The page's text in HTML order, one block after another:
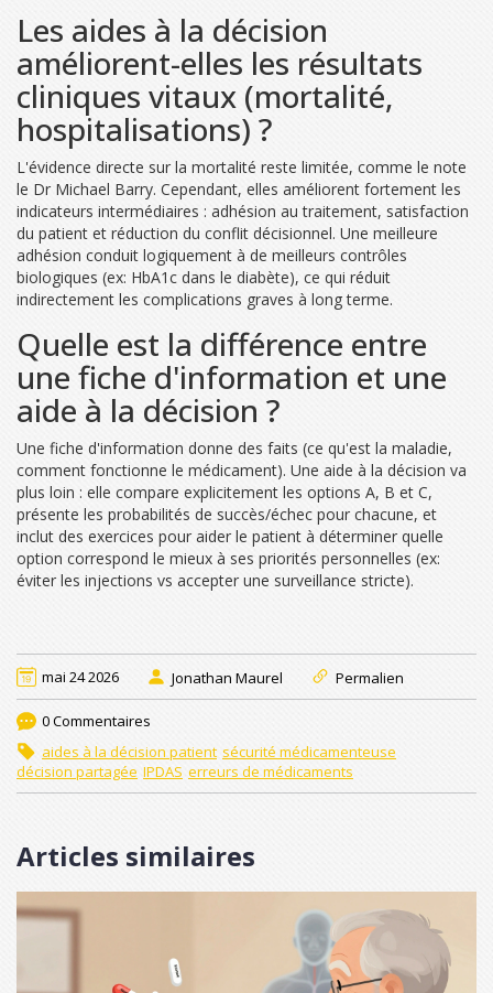
Les aides à la décision
améliorent-elles les résultats
cliniques vitaux (mortalité,
hospitalisations) ?
L'évidence directe sur la mortalité reste limitée, comme le note
le Dr Michael Barry. Cependant, elles améliorent fortement les
indicateurs intermédiaires : adhésion au traitement, satisfaction
du patient et réduction du conflit décisionnel. Une meilleure
adhésion conduit logiquement à de meilleurs contrôles
biologiques (ex: HbA1c dans le diabète), ce qui réduit
indirectement les complications graves à long terme.
Quelle est la différence entre
une fiche d'information et une
aide à la décision ?
Une fiche d'information donne des faits (ce qu'est la maladie,
comment fonctionne le médicament). Une aide à la décision va
plus loin : elle compare explicitement les options A, B et C,
présente les probabilités de succès/échec pour chacune, et
inclut des exercices pour aider le patient à déterminer quelle
option correspond le mieux à ses priorités personnelles (ex:
éviter les injections vs accepter une surveillance stricte).
mai 24 2026 Jonathan Maurel Permalien
0 Commentaires
aides à la décision patient sécurité médicamenteuse
décision partagée IPDAS erreurs de médicaments
Articles similaires